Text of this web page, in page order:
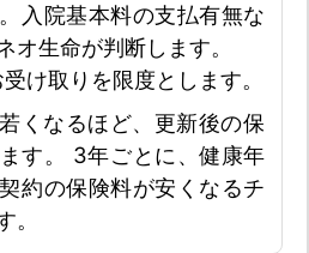
入院基本料の支払有無な
オ生命が判断します。
け取りを限度とします。
くなるほど、更新後の保
す。 3年ごとに、健康年
約の保険料が安くなるチ
。